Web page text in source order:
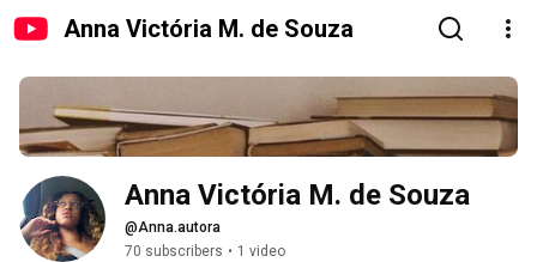
Anna Victória M. de Souza
Anna Victória M. de Souza
@Anna.autora
70 subscribers • 1 video